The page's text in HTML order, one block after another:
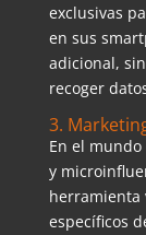
exclusivas
en sus
adicional,
recoger
3.
En el
y
herramienta
específicos